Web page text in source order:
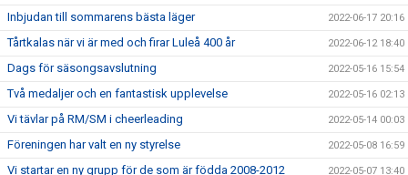
Inbjudan till sommarens bästa läger 2022-06-17 20:16
Tårtkalas när vi är med och firar Luleå 400 år 2022-06-12 18:40
Dags för säsongsavslutning 2022-05-16 15:54
Två medaljer och en fantastisk upplevelse 2022-05-16 02:13
Vi tävlar på RM/SM i cheerleading 2022-05-14 00:03
Föreningen har valt en ny styrelse 2022-05-08 16:59
Vi startar en ny grupp för de som är födda 2008-2012 2022-05-07 13:40